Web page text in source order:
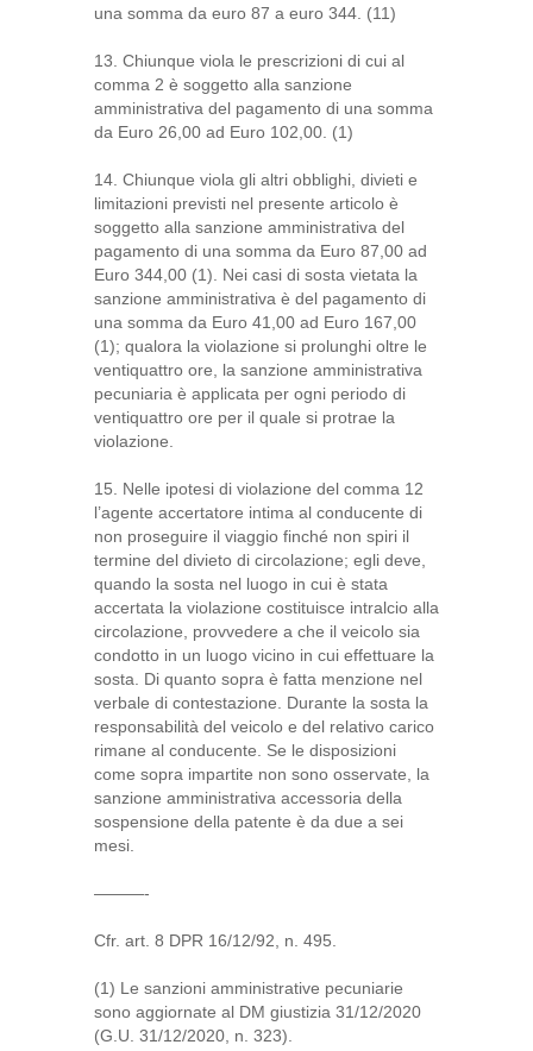
una somma da euro 87 a euro 344. (11)
13. Chiunque viola le prescrizioni di cui al
comma 2 è soggetto alla sanzione
amministrativa del pagamento di una somma
da Euro 26,00 ad Euro 102,00. (1)
14. Chiunque viola gli altri obblighi, divieti e
limitazioni previsti nel presente articolo è
soggetto alla sanzione amministrativa del
pagamento di una somma da Euro 87,00 ad
Euro 344,00 (1). Nei casi di sosta vietata la
sanzione amministrativa è del pagamento di
una somma da Euro 41,00 ad Euro 167,00
(1); qualora la violazione si prolunghi oltre le
ventiquattro ore, la sanzione amministrativa
pecuniaria è applicata per ogni periodo di
ventiquattro ore per il quale si protrae la
violazione.
15. Nelle ipotesi di violazione del comma 12
l’agente accertatore intima al conducente di
non proseguire il viaggio finché non spiri il
termine del divieto di circolazione; egli deve,
quando la sosta nel luogo in cui è stata
accertata la violazione costituisce intralcio alla
circolazione, provvedere a che il veicolo sia
condotto in un luogo vicino in cui effettuare la
sosta. Di quanto sopra è fatta menzione nel
verbale di contestazione. Durante la sosta la
responsabilità del veicolo e del relativo carico
rimane al conducente. Se le disposizioni
come sopra impartite non sono osservate, la
sanzione amministrativa accessoria della
sospensione della patente è da due a sei
mesi.
———-
Cfr. art. 8 DPR 16/12/92, n. 495.
(1) Le sanzioni amministrative pecuniarie
sono aggiornate al DM giustizia 31/12/2020
(G.U. 31/12/2020, n. 323).